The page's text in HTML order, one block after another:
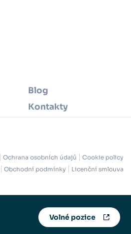
Blog
Kontakty
Ochrana osobních údajů
Cookie policy
Obchodní podmínky Licenční smlouva
Volné pozice